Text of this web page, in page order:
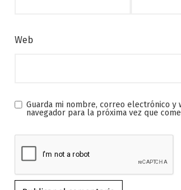
Web
Guarda mi nombre, correo electrónico y
navegador para la próxima vez que